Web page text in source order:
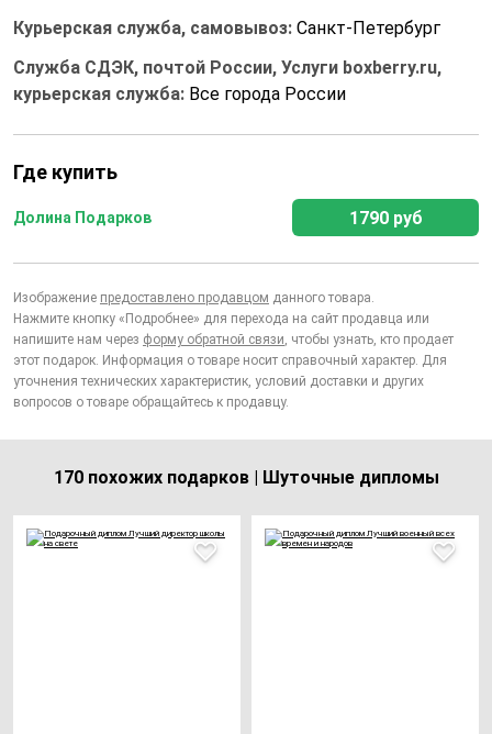
Курьерская служба, самовывоз: Санкт-Петербург
Служба СДЭК, почтой России, Услуги boxberry.ru,
курьерская служба: Все города России
Где купить
Долина Подарков 1790 руб
Изображение предоставлено продавцом данного товара.
Нажмите кнопку «Подробнее» для перехода на сайт продавца или
напишите нам через форму обратной связи, чтобы узнать, кто продает
этот подарок. Информация о товаре носит справочный характер. Для
уточнения технических характеристик, условий доставки и других
вопросов о товаре обращайтесь к продавцу.
170 похожих подарков | Шуточные дипломы